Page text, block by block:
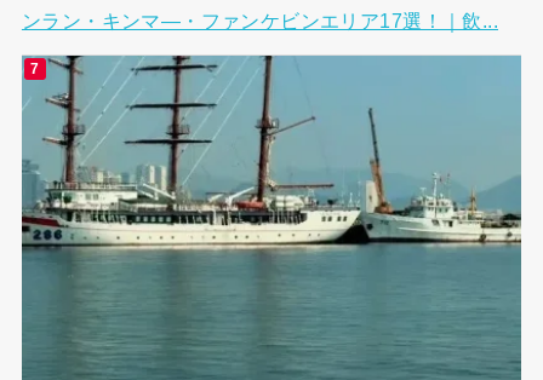
ンラン・キンマ―・ファンケビンエリア17選！｜飲...